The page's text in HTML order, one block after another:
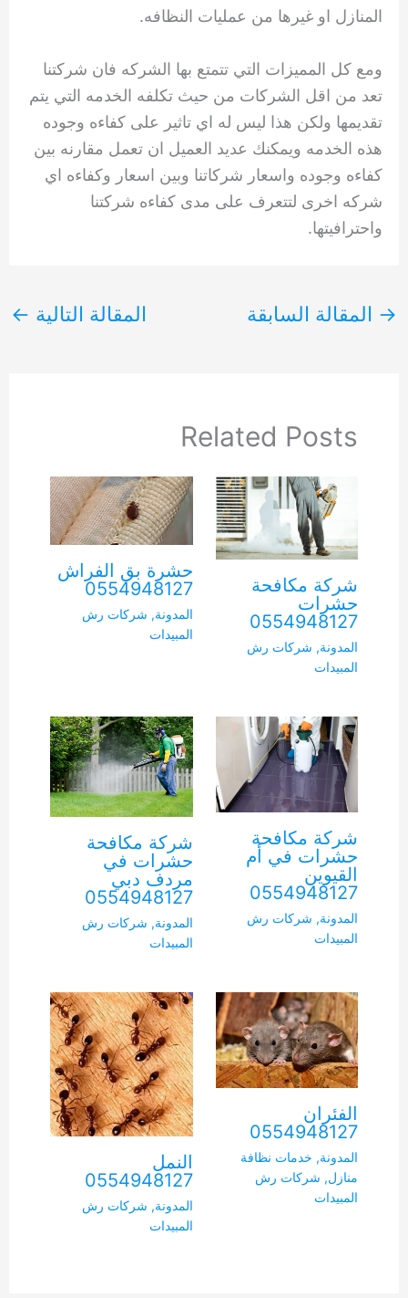
المنازل او غيرها من عمليات النظافه.
ومع كل المميزات التي تتمتع بها الشركه فان شركتنا
تعد من اقل الشركات من حيث تكلفه الخدمه التي يتم
تقديمها ولكن هذا ليس له اي تاثير على كفاءه وجوده
هذه الخدمه ويمكنك عديد العميل ان تعمل مقارنه بين
كفاءه وجوده واسعار شركاتنا وبين اسعار وكفاءه اي
شركه اخرى لتتعرف على مدى كفاءه شركتنا
واحترافيتها.
→ المقالة السابقة المقالة التالية ←
Related Posts
شركة مكافحة
حشرات
0554948127
المدونة, شركات رش
المبيدات
حشرة بق الفراش
0554948127
المدونة, شركات رش
المبيدات
شركة مكافحة
حشرات في أم
القيوين
0554948127
المدونة, شركات رش
المبيدات
شركة مكافحة
حشرات في
مردف دبي
0554948127
المدونة, شركات رش
المبيدات
الفئران
0554948127
المدونة, خدمات نظافة
منازل, شركات رش
المبيدات
النمل
0554948127
المدونة, شركات رش
المبيدات